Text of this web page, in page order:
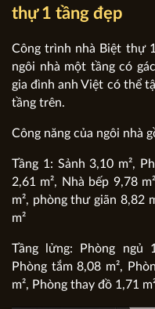
thự 1 tầng đẹp
Công trình nhà Biệt thự
ngôi nhà một tầng có
gia đình anh Việt có thể
tầng trên.
Công năng của ngôi nhà
Tầng 1: Sảnh 3,10 m²,
2,61 m², Nhà bếp 9,78
m², phòng thư giãn 8,82
m²
Tầng lửng: Phòng ngủ
Phòng tắm 8,08 m²,
m², Phòng thay đồ 1,71